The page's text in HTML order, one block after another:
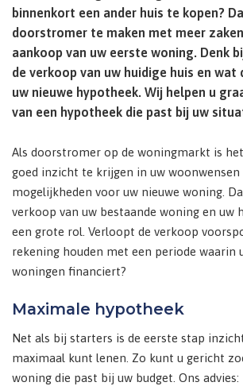
binnenkort een ander huis te kopen?
doorstromer te maken met meer
aankoop van uw eerste woning. Denk
de verkoop van uw huidige huis en
uw nieuwe hypotheek. Wij helpen u
van een hypotheek die past bij uw
Als doorstromer op de woningmarkt is
goed inzicht te krijgen in uw woonwensen
mogelijkheden voor uw nieuwe woning.
verkoop van uw bestaande woning en uw
een grote rol. Verloopt de verkoop
rekening houden met een periode waarin
woningen financiert?
Maximale hypotheek
Net als bij starters is de eerste stap
maximaal kunt lenen. Zo kunt u gericht
woning die past bij uw budget. Ons